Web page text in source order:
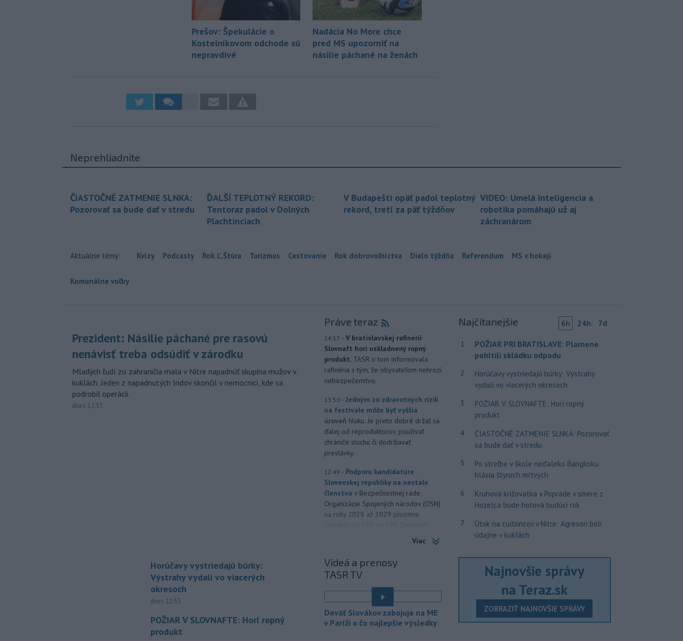
Prešov: Špekulácie o
Kostelníkovom odchode sú
nepravdivé
Nadácia No More chce
pred MS upozorniť na
násilie páchané na ženách
Neprehliadnite
ČIASTOČNÉ ZATMENIE SLNKA:
Pozorovať sa bude dať v stredu
ĎALŠÍ TEPLOTNÝ REKORD:
Tentoraz padol v Dolných
Plachtinciach
V Budapešti opäť padol teplotný
rekord, tretí za päť týždňov
VIDEO: Umelá inteligencia a
robotika pomáhajú už aj
záchranárom
Aktuálne témy: Kvízy Podcasty Rok Ľ.Štúra Turizmus Cestovanie Rok dobrovoľníctva Dielo týždňa Referendum MS v hokeji
Komunálne voľby
Prezident: Násilie páchané pre rasovú
nenávisť treba odsúdiť v zárodku
Mladých ľudí zo zahraničia mala v Nitre napadnúť skupina mužov v
kuklách. Jeden z napadnutých Indov skončil v nemocnici, kde sa
podrobil operácii.
dnes 12:33
Horúčavy vystriedajú búrky:
Výstrahy vydali vo viacerých
okresoch
dnes 11:55
POŽIAR V SLOVNAFTE: Horí ropný
produkt
Práve teraz
14:17 - V bratislavskej rafinérii
Slovnaft horí uskladnený ropný
produkt. TASR o tom informovala
rafinéria s tým, že obyvateľom nehrozí
nebezpečenstvo.
13:50 - Jedným zo zdravotných rizík
na festivale môže byť vyššia
úroveň hluku. Je preto dobré držať sa
ďalej od reproduktorov, používať
chrániče sluchu či dodržiavať
prestávky.
12:49 - Podporu kandidatúre
Slovenskej republiky na nestále
členstvo v Bezpečnostnej rade
Organizácie Spojených národov (OSN)
na roky 2028 až 2029 písomne
nenávisť alebo pre príslušnosť k
inému národu treba odsúdiť v zárodku.
Na sociálnej sieti to v reakcii na útok
cudzincov v Nitre uviedol prezident
SR Peter Pellegrini.
12:26 - Maďarské Národné
Viac
Videá a prenosy
TASR TV
Deväť Slovákov zabojuje na ME
v Paríži o čo najlepšie výsledky
Najčítanejšie 6h 24h 7d
1
POŽIAR PRI BRATISLAVE: Plamene
pohltili skládku odpadu
2
Horúčavy vystriedajú búrky: Výstrahy
vydali vo viacerých okresoch
3
POŽIAR V SLOVNAFTE: Horí ropný
produkt
4
ČIASTOČNÉ ZATMENIE SLNKA: Pozorovať
sa bude dať v stredu
5
Po streľbe v škole neďaleko Bangkoku
hlásia štyroch mŕtvych
6
Kruhová križovatka v Poprade v smere z
Hozelca bude hotová budúci rok
7
Útok na cudzincov v Nitre: Agresori boli
údajne v kuklách
Najnovšie správy
na Teraz.sk
ZOBRAZIŤ NAJNOVŠIE SPRÁVY